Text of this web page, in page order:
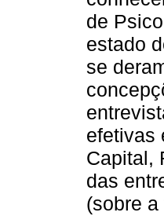
de
estado
se
efetivas
Capital,
das
(sobre